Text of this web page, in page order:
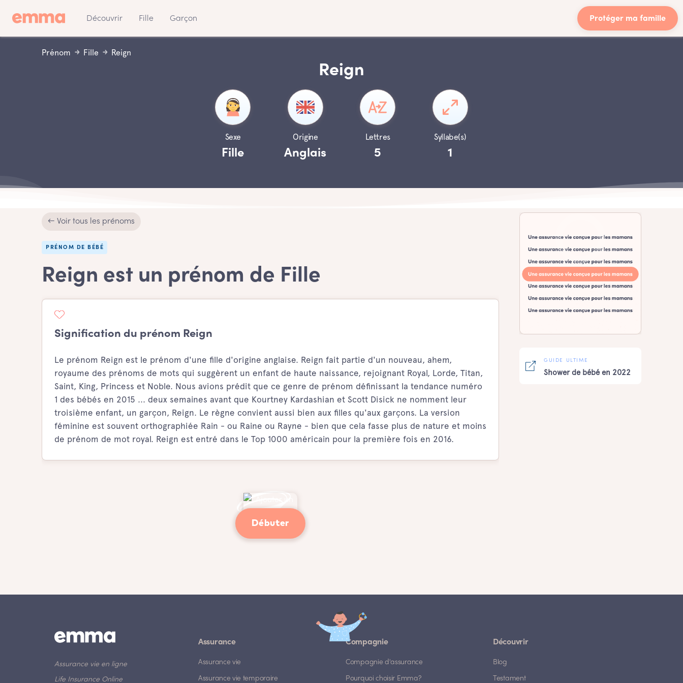
Découvrir Fille Garçon Protéger ma famille
Prénom Fille Reign
Reign
Sexe
Fille
Origine
Anglais
Lettres
5
Syllabe(s)
1
← Voir tous les prénoms
PRÉNOM DE BÉBÉ
Reign est un prénom de Fille
Signification du prénom Reign
Le prénom Reign est le prénom d'une fille d'origine anglaise. Reign fait partie d'un nouveau, ahem,
royaume des prénoms de mots qui suggèrent un enfant de haute naissance, rejoignant Royal, Lorde, Titan,
Saint, King, Princess et Noble. Nous avions prédit que ce genre de prénom définissant la tendance numéro
1 des bébés en 2015 ... deux semaines avant que Kourtney Kardashian et Scott Disick ne nomment leur
troisième enfant, un garçon, Reign. Le règne convient aussi bien aux filles qu'aux garçons. La version
féminine est souvent orthographiée Rain - ou Raine ou Rayne - bien que cela fasse plus de nature et moins
de prénom de mot royal. Reign est entré dans le Top 1000 américain pour la première fois en 2016.
Débuter
GUIDE ULTIME
Shower de bébé en 2022
Assurance vie en ligne
Life Insurance Online
Assurance
Assurance vie
Assurance vie temporaire
Compagnie
Compagnie d'assurance
Pourquoi choisir Emma?
Découvrir
Blog
Testament